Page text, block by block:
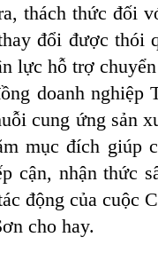
thách thức đối
đổi được thói
lực hỗ trợ
doanh nghiệp
cung ứng sản
mục đích giúp
cận, nhận thức
động của cuộc
cho hay.